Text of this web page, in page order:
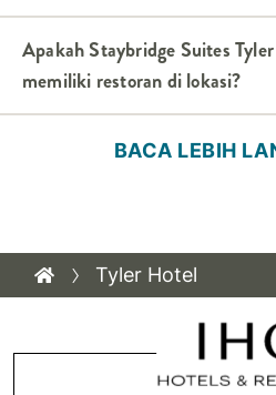
ApakahStaybridge Suites
memiliki restoran di lokasi?
BACA LEBIH
Tyler Hotel